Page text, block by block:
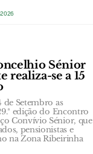
Sénior
realiza-se a 15
de Setembro as
edição do Encontro
Convívio Sénior, que
pensionistas e
na Zona Ribeirinha